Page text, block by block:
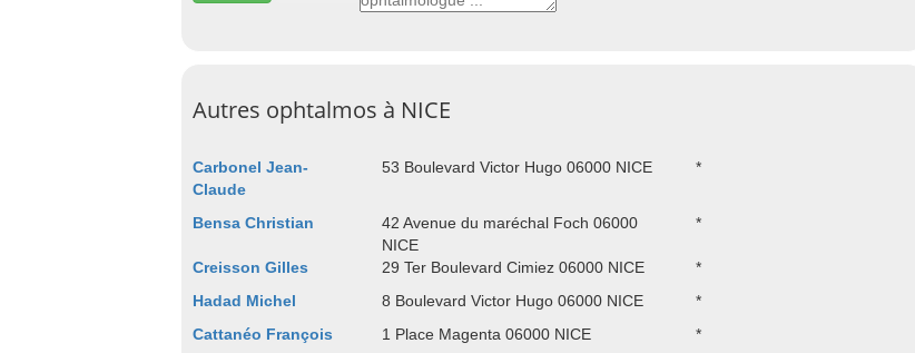
Autres ophtalmos à NICE
Carbonel Jean-
Claude
53 Boulevard Victor Hugo 06000 NICE *
Bensa Christian
42 Avenue du maréchal Foch 06000
NICE
*
Creisson Gilles 29 Ter Boulevard Cimiez 06000 NICE
*
Hadad Michel
8 Boulevard Victor Hugo 06000 NICE
*
Cattanéo François
1 Place Magenta 06000 NICE
*